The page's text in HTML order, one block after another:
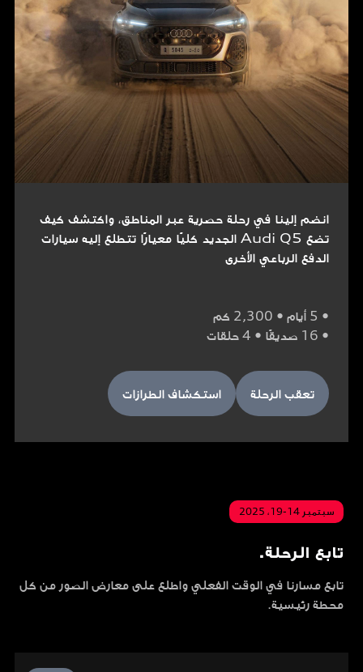
انضم إلينا في رحلة حصرية عبر المناطق، واكتشف كيف
تضع Audi Q5 الجديد كليًا معيارًا تتطلع إليه سيارات
الدفع الرباعي الأخرى
• 5 أيام • 2,300 كم
• 16 صديقًا • 4 حلقات
تعقب الرحلة استكشاف الطرازات
سبتمبر 14-19، 2025
تابع الرحلة.
تابع مسارنا في الوقت الفعلي واطلع على معارض الصور من كل
محطة رئيسية.